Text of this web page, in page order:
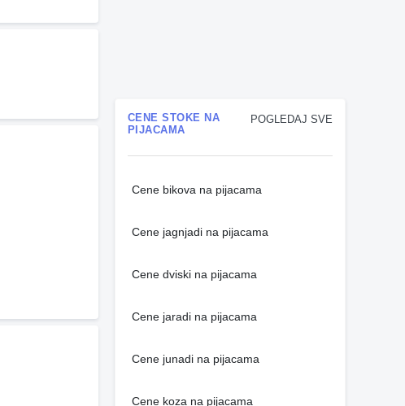
POGLEDAJ SVE
CENE STOKE NA
PIJACAMA
Cene bikova na pijacama
Cene jagnjadi na pijacama
Cene dviski na pijacama
Cene jaradi na pijacama
Cene junadi na pijacama
Cene koza na pijacama